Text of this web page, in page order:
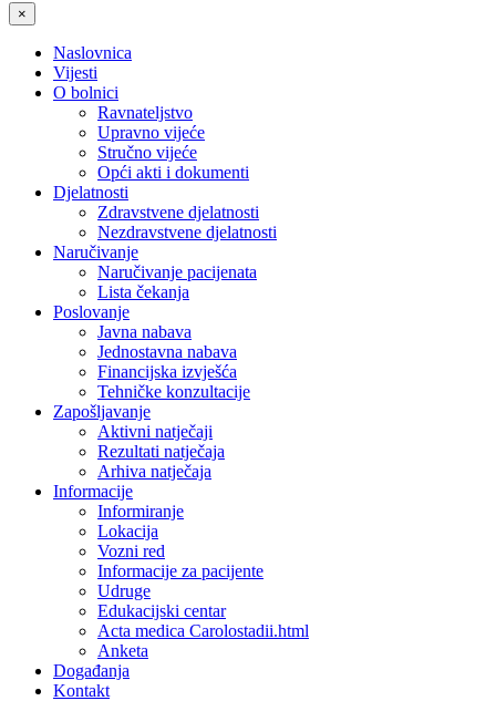
×
Naslovnica
Vijesti
O bolnici
Ravnateljstvo
Upravno vijeće
Stručno vijeće
Opći akti i dokumenti
Djelatnosti
Zdravstvene djelatnosti
Nezdravstvene djelatnosti
Naručivanje
Naručivanje pacijenata
Lista čekanja
Poslovanje
Javna nabava
Jednostavna nabava
Financijska izvješća
Tehničke konzultacije
Zapošljavanje
Aktivni natječaji
Rezultati natječaja
Arhiva natječaja
Informacije
Informiranje
Lokacija
Vozni red
Informacije za pacijente
Udruge
Edukacijski centar
Acta medica Carolostadii.html
Anketa
Događanja
Kontakt